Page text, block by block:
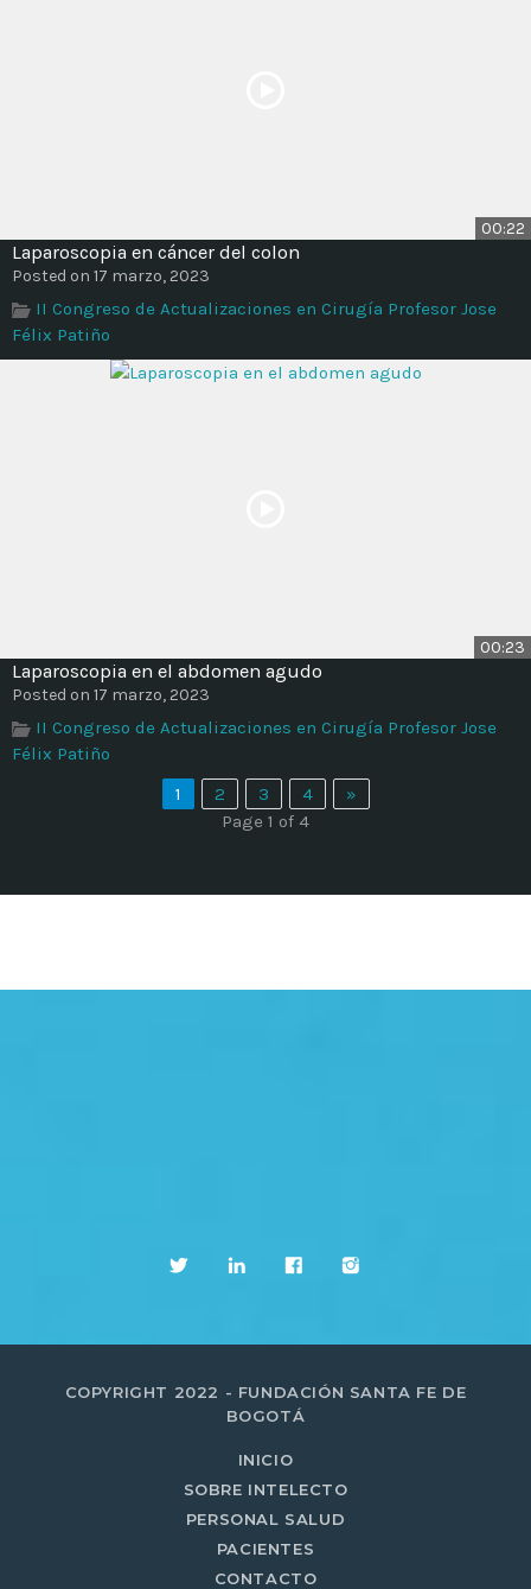
00:22
Laparoscopia en cáncer del colon
Posted on 17 marzo, 2023
II Congreso de Actualizaciones en Cirugía Profesor Jose
Félix Patiño
00:23
Laparoscopia en el abdomen agudo
Posted on 17 marzo, 2023
II Congreso de Actualizaciones en Cirugía Profesor Jose
Félix Patiño
1
2 3 4
»
Page 1 of 4
COPYRIGHT 2022 - FUNDACIÓN SANTA FE DE
BOGOTÁ
INICIO
SOBRE INTELECTO
PERSONAL SALUD
PACIENTES
CONTACTO